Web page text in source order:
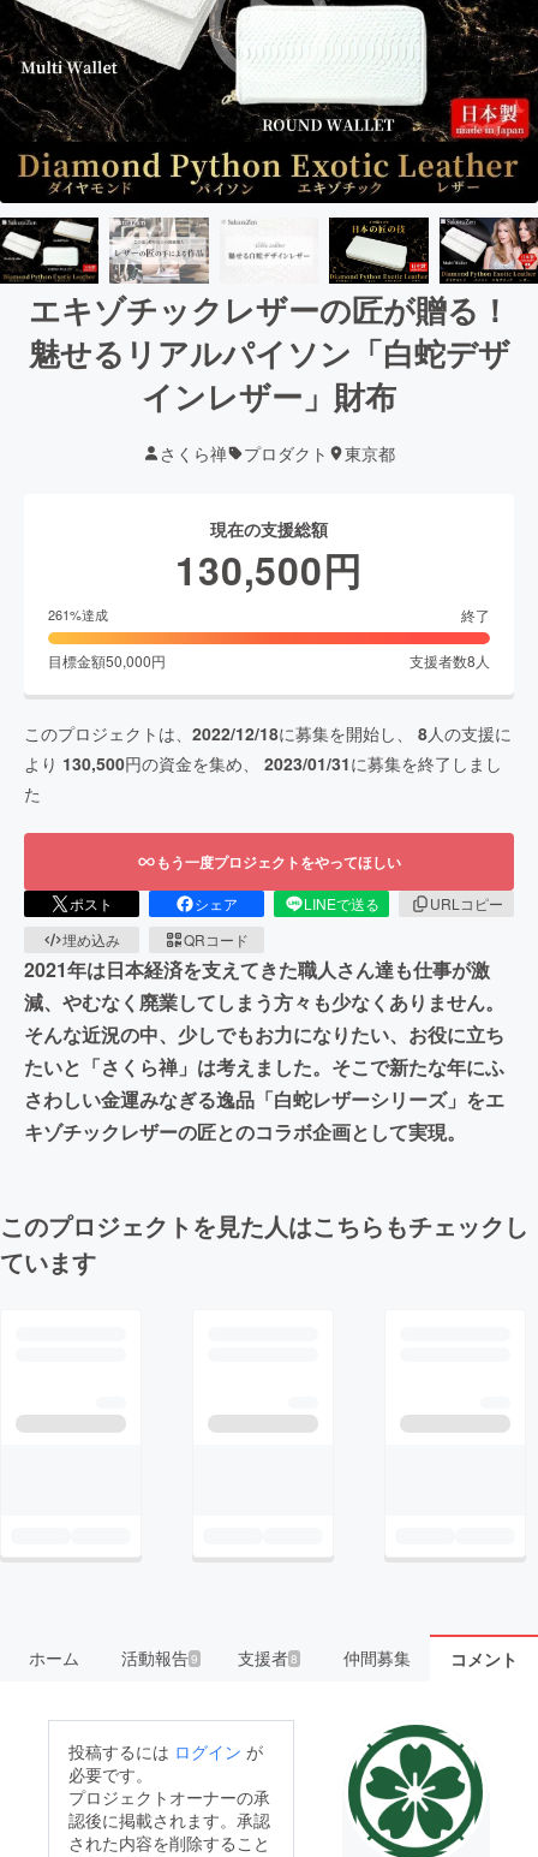
エキゾチックレザーの匠が贈る！
魅せるリアルパイソン「白蛇デザ
インレザー」財布
さくら禅 プロダクト 東京都
現在の支援総額
130,500円
261%達成 終了
目標金額50,000円 支援者数8 人
このプロジェクトは、 2022/12/18に募集を開始し、 8人の支援に
より 130,500円の資金を集め、 2023/01/31に募集を終了しまし
た
もう一度プロジェクトをやってほしい
ポスト シェア LINEで送る
URLコピー
埋め込み
QRコード
2021年は日本経済を支えてきた職人さん達も仕事が激
減、やむなく廃業してしまう方々も少なくありません。
そんな近況の中、少しでもお力になりたい、お役に立ち
たいと「さくら禅」は考えました。そこで新たな年にふ
さわしい金運みなぎる逸品「白蛇レザーシリーズ」をエ
キゾチックレザーの匠とのコラボ企画として実現。
このプロジェクトを見た人はこちらもチェックし
ています
ホーム 活動報告9 支援者8 仲間募集 コメント
投稿するには ログイン が
必要です。
プロジェクトオーナーの承
認後に掲載されます。承認
された内容を削除すること